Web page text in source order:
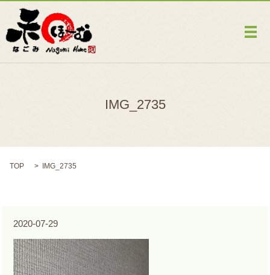
メ
IMG_2735
TOP IMG_2735
2020-07-29